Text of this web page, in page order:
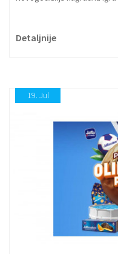
Detaljnije
19. Jul